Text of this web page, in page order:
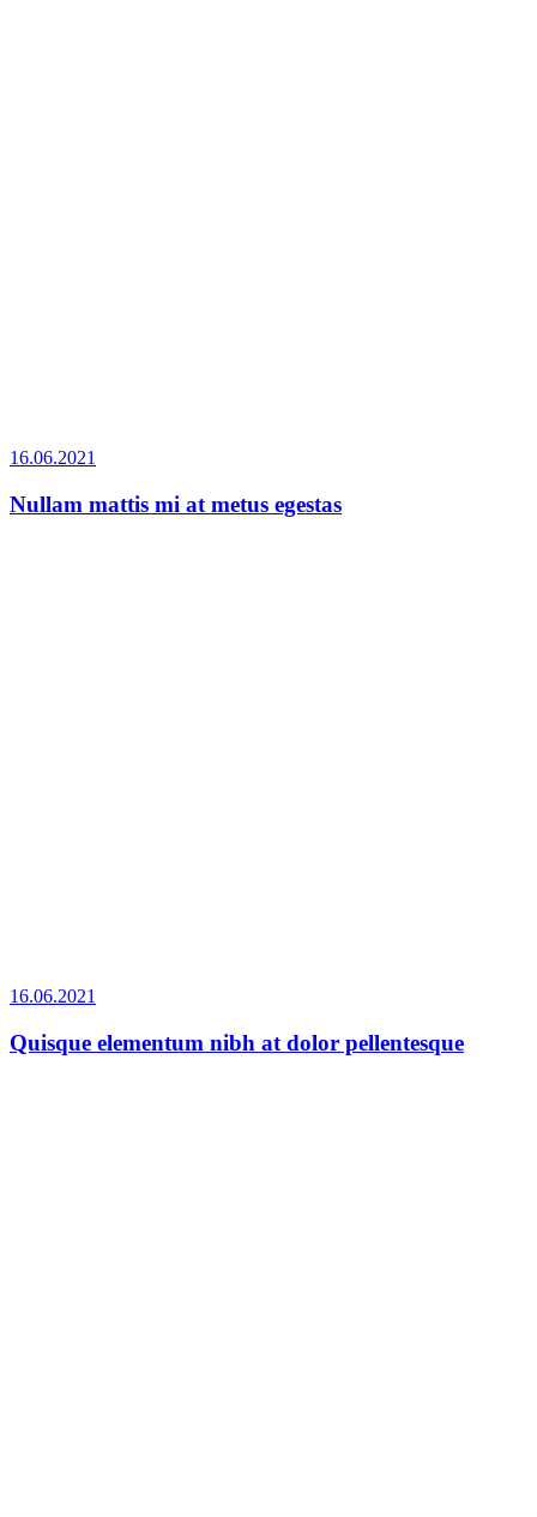
16.06.2021
Nullam mattis mi at metus egestas
16.06.2021
Quisque elementum nibh at dolor pellentesque